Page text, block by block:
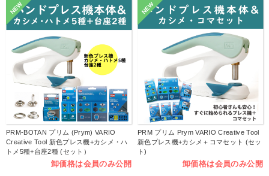
NEW
PRM-BOTAN プリム (Prym) VARIO
Creative Tool 新色プレス機+カシメ・ハ
トメ5種+台座2種 (セット）
卸価格は会員のみ公開
NEW
PRM プリム Prym VARIO Creative Tool
新色プレス機+カシメ＋コマセット (セッ
ト)
卸価格は会員のみ公開